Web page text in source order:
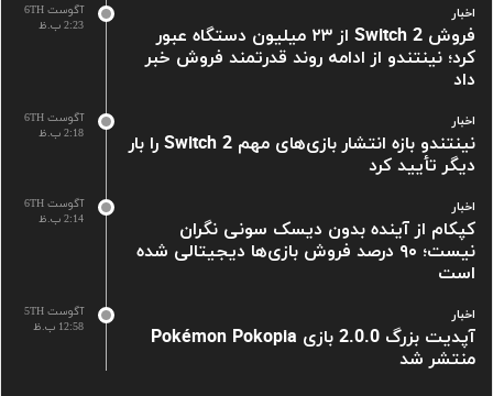
آگوست 6TH
2:23 ب.ظ
اخبار
فروش Switch 2 از ۲۳ میلیون دستگاه عبور
کرد؛ نینتندو از ادامه روند قدرتمند فروش خبر
داد
آگوست 6TH
2:18 ب.ظ
اخبار
نینتندو بازه انتشار بازی‌های مهم Switch 2 را بار
دیگر تأیید کرد
آگوست 6TH
2:14 ب.ظ
اخبار
کپکام از آینده بدون دیسک سونی نگران
نیست؛ ۹۰ درصد فروش بازی‌ها دیجیتالی شده
است
آگوست 5TH
12:58 ب.ظ
اخبار
آپدیت بزرگ 2.0.0 بازی Pokémon Pokopia
منتشر شد